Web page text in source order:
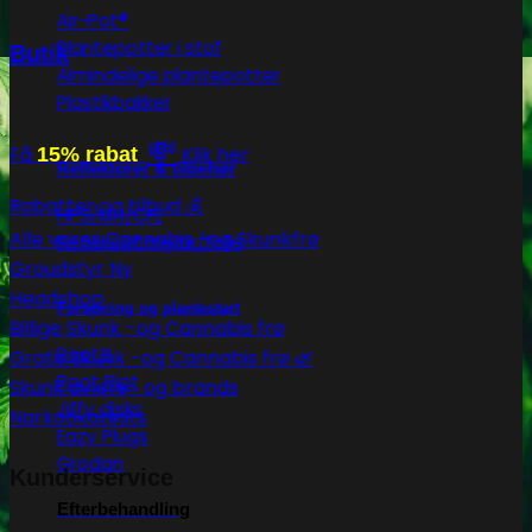
Air-Pot®
Plantepotter i stof
Almindelige plantepotter
Plastikbakker
Reflektorer & tilbehør
HPS/MH/CFL
Refleksivt mylar/folie
Forspiring og plantestart
Root!t
Root Riot
Jiffy disks
Eazy Plugs
Grodan
Efterbehandling
Butik
Få 15% rabat 💸Klik her
Rabatter og tilbud 💰
Alle vores Cannabis -og Skunkfrø
Groudstyr
Headshop
Billige Skunk -og Cannabis frø
Gratis Skunk -og Cannabis frø 🌿
Skunk avlere- og brands
Narkotikatests
Kunderservice